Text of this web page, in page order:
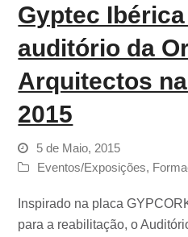
Gyptec
auditório da
Arquitectos
2015
5 de Maio, 2015
Eventos/Exposições,
Inspirado na placa
para a reabilitação, o